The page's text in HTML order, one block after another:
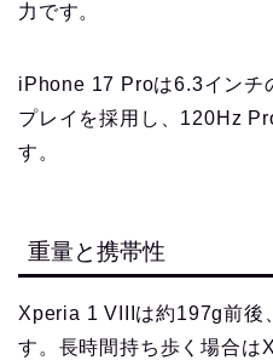
力です。
iPhone 17 Proは6.3インチ
プレイを採用し、120Hz
す。
重量と携帯性
Xperia 1 VIIIは約197g前
す。長時間持ち歩く場合は